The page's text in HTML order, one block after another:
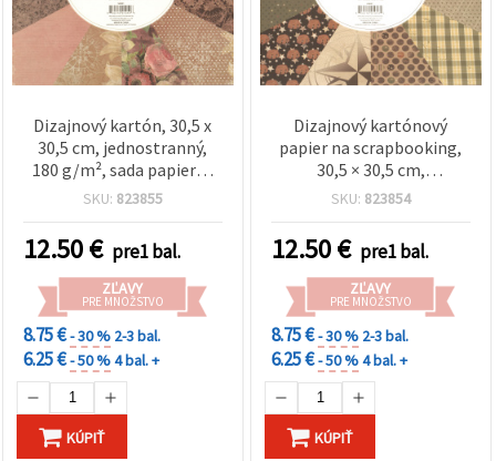
Dizajnový kartón, 30,5 x
30,5 cm, jednostranný,
180 g/m², sada papierov
na scrapbooking, 12 mix
SKU: 823855
12.50€ pre1 bal.
ZĽAVY
PRE MNOŽSTVO
8.75 €- 30 % 2-3 bal.
6.25 €- 50 %4 bal. +
KÚPIŤ
Dizajnový kartónový
papier na scrapbooking,
30,5 × 30,5 cm,
jednostranný, 180 g/m²,
SKU: 823854
12.50€ pre1 bal.
ZĽAVY
PRE MNOŽSTVO
8.75 €- 30 % 2-3 bal.
6.25 €- 50 %4 bal. +
KÚPIŤ